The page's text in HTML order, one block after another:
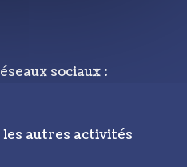
sociaux :
autres activités